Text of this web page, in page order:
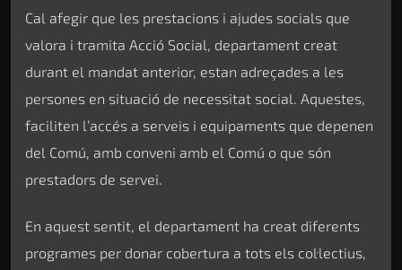
Cal afegir que les prestacions i ajudes socials que
valora i tramita Acció Social, departament creat
durant el mandat anterior, estan adreçades a les
persones en situació de necessitat social. Aquestes,
faciliten l’accés a serveis i equipaments que depenen
del Comú, amb conveni amb el Comú o que són
prestadors de servei.
En aquest sentit, el departament ha creat diferents
programes per donar cobertura a tots els col·lectius,